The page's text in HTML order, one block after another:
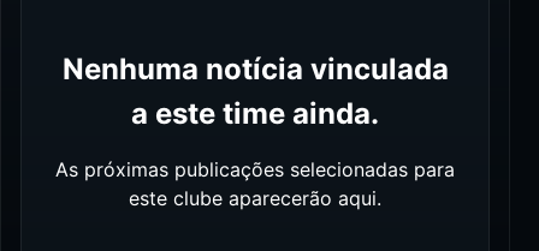
Nenhuma notícia vinculada
a este time ainda.
As próximas publicações selecionadas para
este clube aparecerão aqui.